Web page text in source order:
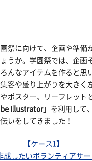
祭に向けて、企画や準備
うか。学園祭では、企画
んなアイテムを作ると思
客や盛り上がりを大きく
ポスター、リーフレット
Illustrator」 を利用して
いをしてきました！
【ケース1】
成したいボランティアサー